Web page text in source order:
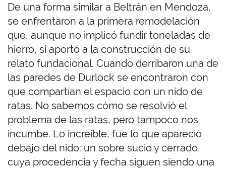
De una forma similar a Beltrán en Mendoza,
se enfrentaron a la primera remodelación
que, aunque no implicó fundir toneladas de
hierro, si aportó a la construcción de su
relato fundacional. Cuando derribaron una de
las paredes de Durlock se encontraron con
que compartían el espacio con un nido de
ratas. No sabemos cómo se resolvió el
problema de las ratas, pero tampoco nos
incumbe. Lo increíble, fue lo que apareció
debajo del nido: un sobre sucio y cerrado,
cuya procedencia y fecha siguen siendo una